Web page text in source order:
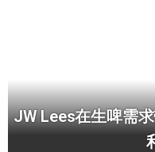
JW Lees在生啤需